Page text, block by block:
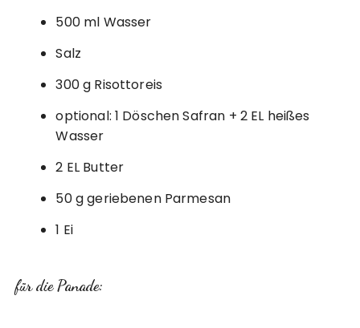
500 ml Wasser
Salz
300 g Risottoreis
optional: 1 Döschen Safran + 2 EL heißes
Wasser
2 EL Butter
50 g geriebenen Parmesan
1 Ei
für die Panade: